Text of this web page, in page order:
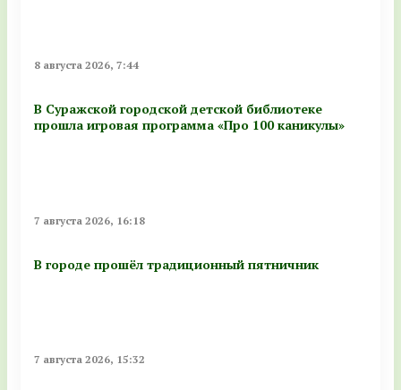
8 августа 2026, 7:44
В Суражской городской детской библиотеке
прошла игровая программа «Про 100 каникулы»
7 августа 2026, 16:18
В городе прошёл традиционный пятничник
7 августа 2026, 15:32